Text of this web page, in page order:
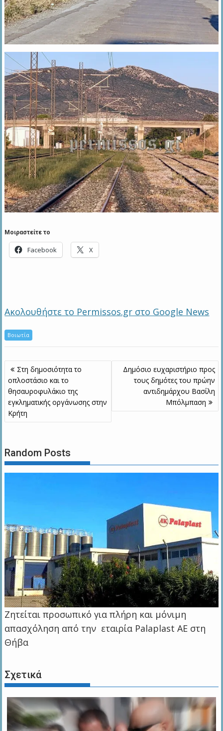
Μοιραστείτε το
Facebook X
Ακολουθήστε το Permissos.gr στο Google News
Βοιωτία
Πλοήγηση
άρθρων
Στη δημοσιότητα το
οπλοστάσιο και το
θησαυροφυλάκιο της
εγκληματικής οργάνωσης στην
Κρήτη
Δημόσιο ευχαριστήριο προς
τους δημότες του πρώην
αντιδημάρχου Βασίλη
Μπόλμπαση
Random Posts
Ζητείται προσωπικό για πλήρη και μόνιμη
απασχόληση από την εταιρία Palaplast AE στη
Θήβα
Σχετικά